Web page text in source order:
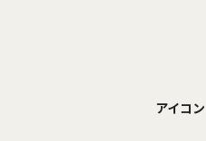
アイコ